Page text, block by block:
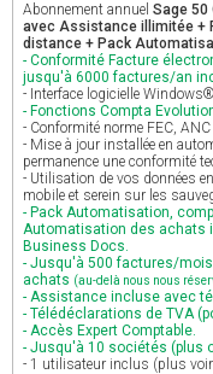
Abonnement annuel Sage 50
avec Assistance illimitée +
distance + Pack
- Conformité Facture
jusqu'à 6000 factures/an
- Interface logicielle
- Fonctions Compta
- Conformité norme FEC,
- Mise à jour installée en
permanence une conformité
- Utilisation de vos données
mobile et serein sur les
- Pack Automatisation,
Automatisation des achats
Business Docs.
- Jusqu'à 500 factures/
achats (au-delà nous nous
- Assistance incluse avec
- Télédéclarations de TVA
- Accès Expert Comptable.
- Jusqu'à 10 sociétés (plus
- 1 utilisateur inclus (plus